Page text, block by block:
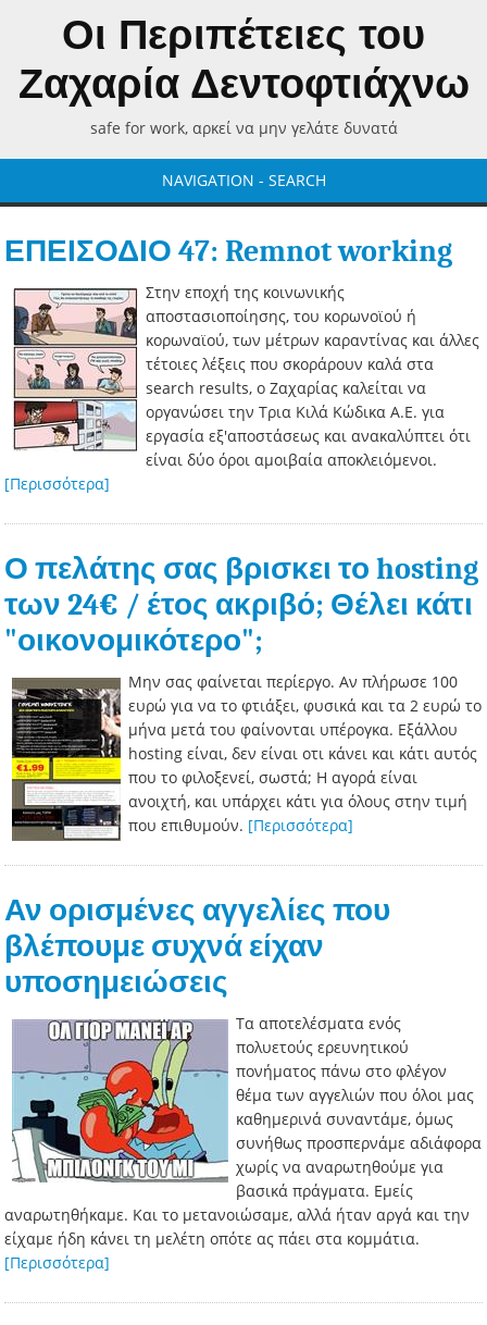
Οι Περιπέτειες του
Ζαχαρία Δεντοφτιάχνω
safe for work, αρκεί να μην γελάτε δυνατά
NAVIGATION - SEARCH
ΕΠΕΙΣΟΔΙΟ 47: Remnot working
Στην εποχή της κοινωνικής
αποστασιοποίησης, του κορωνοϊού ή
κορωναϊού, των μέτρων καραντίνας και άλλες
τέτοιες λέξεις που σκοράρουν καλά στα
search results, ο Ζαχαρίας καλείται να
οργανώσει την Τρια Κιλά Κώδικα Α.Ε. για
εργασία εξ'αποστάσεως και ανακαλύπτει ότι
είναι δύο όροι αμοιβαία αποκλειόμενοι.
[Περισσότερα]
Ο πελάτης σας βρισκει το hosting
των 24€ / έτος ακριβό; Θέλει κάτι
"οικονομικότερο";
Μην σας φαίνεται περίεργο. Αν πλήρωσε 100
ευρώ για να το φτιάξει, φυσικά και τα 2 ευρώ το
μήνα μετά του φαίνονται υπέρογκα. Εξάλλου
hosting είναι, δεν είναι οτι κάνει και κάτι αυτός
που το φιλοξενεί, σωστά; Η αγορά είναι
ανοιχτή, και υπάρχει κάτι για όλους στην τιμή
που επιθυμούν. [Περισσότερα]
Αν ορισμένες αγγελίες που
βλέπουμε συχνά είχαν
υποσημειώσεις
Τα αποτελέσματα ενός
πολυετούς ερευνητικού
πονήματος πάνω στο φλέγον
θέμα των αγγελιών που όλοι μας
καθημερινά συναντάμε, όμως
συνήθως προσπερνάμε αδιάφορα
χωρίς να αναρωτηθούμε για
βασικά πράγματα. Εμείς
αναρωτηθήκαμε. Και το μετανοιώσαμε, αλλά ήταν αργά και την
είχαμε ήδη κάνει τη μελέτη οπότε ας πάει στα κομμάτια.
[Περισσότερα]